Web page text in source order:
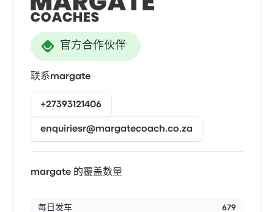
官方合作伙伴
联系margate
+27393121406
enquiriesr@margatecoach.co.za
margate 的覆盖数量
每日发车 679